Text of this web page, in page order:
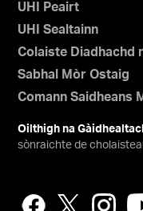
UHI Peairt
UHI Sealtainn
Colaiste Diadhachd
Sabhal Mòr Ostaig
Comann Saidheans
Oilthigh na
sònraichte de